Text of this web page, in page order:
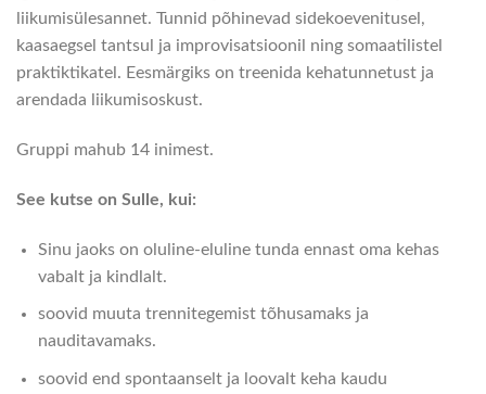
liikumisülesannet. Tunnid põhinevad sidekoevenitusel,
kaasaegsel tantsul ja improvisatsioonil ning somaatilistel
praktiktikatel. Eesmärgiks on treenida kehatunnetust ja
arendada liikumisoskust.
Gruppi mahub 14 inimest.
See kutse on Sulle, kui:
Sinu jaoks on oluline-eluline tunda ennast oma kehas
vabalt ja kindlalt.
soovid muuta trennitegemist tõhusamaks ja
nauditavamaks.
soovid end spontaanselt ja loovalt keha kaudu